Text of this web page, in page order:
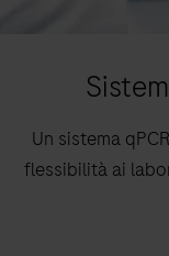
Un sistema
flessibilità ai